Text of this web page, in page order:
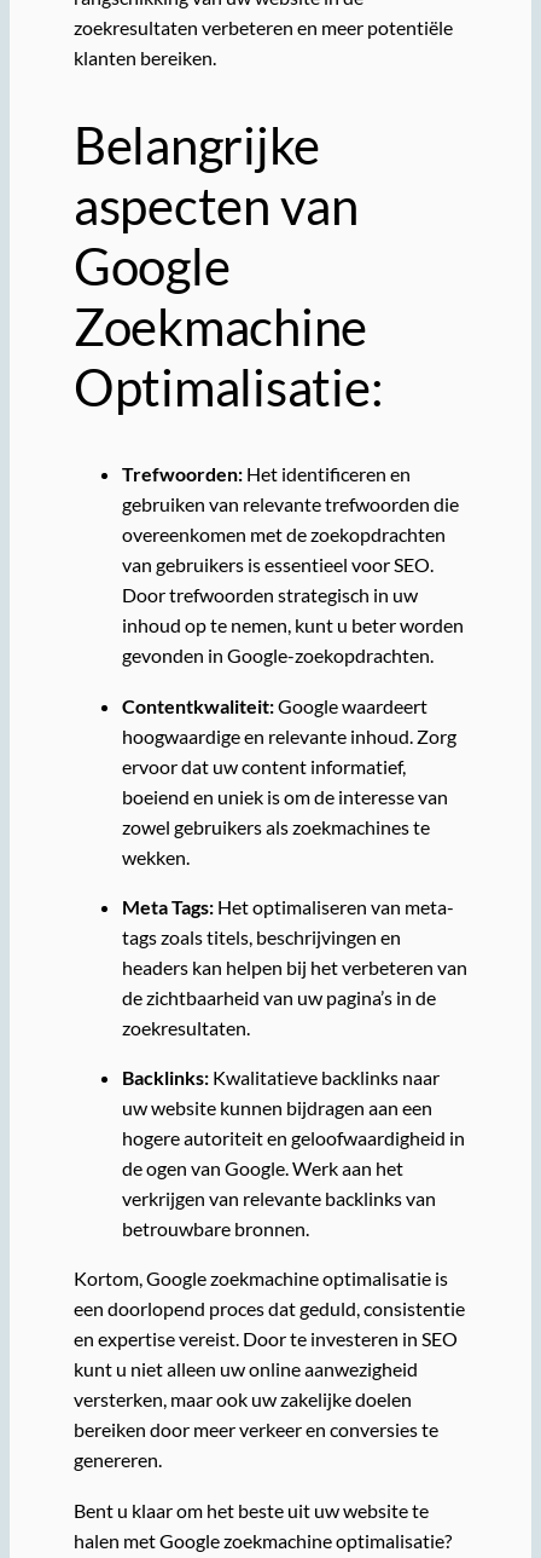
zoekresultaten verbeteren en meer potentiële
klanten bereiken.
Belangrijke
aspecten van
Google
Zoekmachine
Optimalisatie:
Trefwoorden:Het identificeren en
gebruiken van relevante trefwoorden die
overeenkomen met de zoekopdrachten
van gebruikers is essentieel voor SEO.
Door trefwoorden strategisch in uw
inhoud op te nemen, kunt u beter worden
gevonden in Google-zoekopdrachten.
Contentkwaliteit:Google waardeert
hoogwaardige en relevante inhoud. Zorg
ervoor dat uw content informatief,
boeiend en uniek is om de interesse van
zowel gebruikers als zoekmachines te
wekken.
Meta Tags:Het optimaliseren van meta-
tags zoals titels, beschrijvingen en
headers kan helpen bij het verbeteren van
de zichtbaarheid van uw pagina’s in de
zoekresultaten.
Backlinks:Kwalitatieve backlinks naar
uw website kunnen bijdragen aan een
hogere autoriteit en geloofwaardigheid in
de ogen van Google. Werk aan het
verkrijgen van relevante backlinks van
betrouwbare bronnen.
Kortom, Google zoekmachine optimalisatie is
een doorlopend proces dat geduld, consistentie
en expertise vereist. Door te investeren in SEO
kunt u niet alleen uw online aanwezigheid
versterken, maar ook uw zakelijke doelen
bereiken door meer verkeer en conversies te
genereren.
Bent u klaar om het beste uit uw website te
halen met Google zoekmachine optimalisatie?